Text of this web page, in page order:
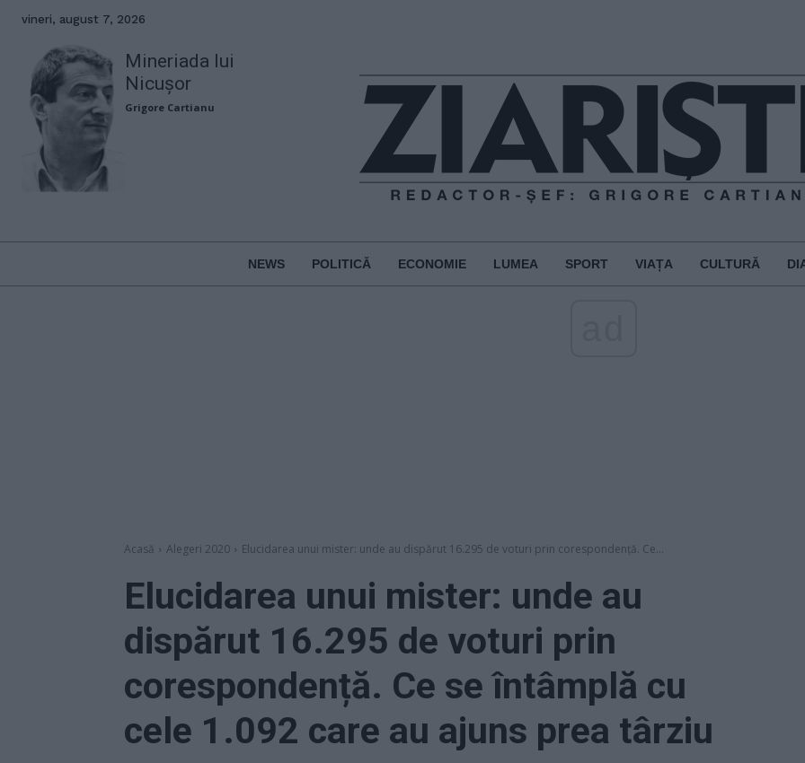
vineri, august 7, 2026
Mineriada lui
Nicușor
Grigore Cartianu
NEWS POLITICĂ ECONOMIE LUMEA SPORT VIAȚA CULTURĂ
Acasă Alegeri 2020 Elucidarea unui mister: unde au dispărut 16.295 de voturi prin corespondență. Ce...
Elucidarea unui mister: unde au
dispărut 16.295 de voturi prin
corespondență. Ce se întâmplă cu
cele 1.092 care au ajuns prea târziu